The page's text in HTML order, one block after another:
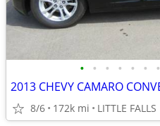
• • • • • • •
8/6 172k mi LITTLE FALLS